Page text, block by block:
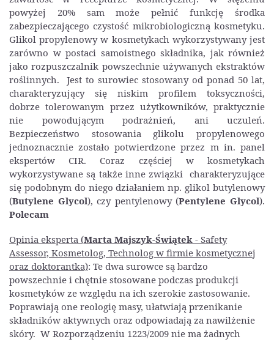
powyżej 20% sam może pełnić funkcję środka
zabezpieczającego czystość mikrobiologiczną kosmetyku.
Glikol propylenowy w kosmetykach wykorzystywany jest
zarówno w postaci samoistnego składnika, jak również
jako rozpuszczalnik powszechnie używanych ekstraktów
roślinnych. Jest to surowiec stosowany od ponad 50 lat,
charakteryzujący się niskim profilem toksyczności,
dobrze tolerowanym przez użytkowników, praktycznie
nie powodującym podrażnień, ani uczuleń.
Bezpieczeństwo stosowania glikolu propylenowego
jednoznacznie zostało potwierdzone przez m in. panel
ekspertów CIR. Coraz częściej w kosmetykach
wykorzystywane są także inne związki charakteryzujące
się podobnym do niego działaniem np. glikol butylenowy
(Butylene Glycol), czy pentylenowy (Pentylene Glycol).
Polecam
Opinia eksperta (Marta Majszyk-Świątek - Safety
Assessor, Kosmetolog, Technolog w firmie kosmetycznej
oraz doktorantka): Te dwa surowce są bardzo
powszechnie i chętnie stosowane podczas produkcji
kosmetyków ze względu na ich szerokie zastosowanie.
Poprawiają one reologię masy, ułatwiają przenikanie
składników aktywnych oraz odpowiadają za nawilżenie
skóry. W Rozporządzeniu 1223/2009 nie ma żadnych